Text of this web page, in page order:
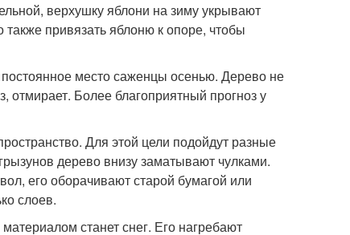
верхушку яблони на зиму укрывают
привязать яблоню к опоре, чтобы
место саженцы осенью. Дерево не
отмирает. Более благоприятный прогноз у
Для этой цели подойдут разные
дерево внизу заматывают чулками.
его оборачивают старой бумагой или
слоев.
станет снег. Его нагребают